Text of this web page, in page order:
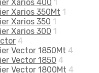
Xarios 400 1
Xarios 350Mt 1
Xarios 350 1
Xarios 300 1
4
Vector 1850Mt 4
Vector 1850 4
Vector 1800Mt 4